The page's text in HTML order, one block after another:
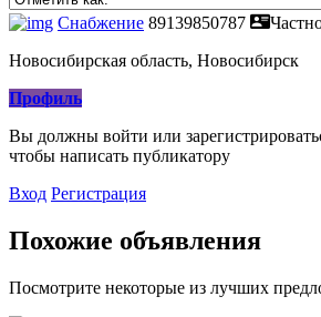
Снабжение 89139850787
Новосибирская область, Новосибирск
Профиль
Вы должны войти или
чтобы написать публикатору
Вход Регистрация
Похожие объявления
Посмотрите некоторые из лучших